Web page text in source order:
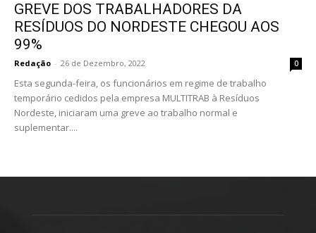
GREVE DOS TRABALHADORES DA
RESÍDUOS DO NORDESTE CHEGOU AOS
99%
Redação - 26 de Dezembro, 2022 0
Esta segunda-feira, os funcionários em regime de trabalho
temporário cedidos pela empresa MULTITRAB à Resíduos
Nordeste, iniciaram uma greve ao trabalho normal e
suplementar....